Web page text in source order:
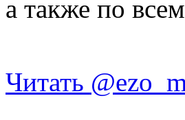
а также по
Читать